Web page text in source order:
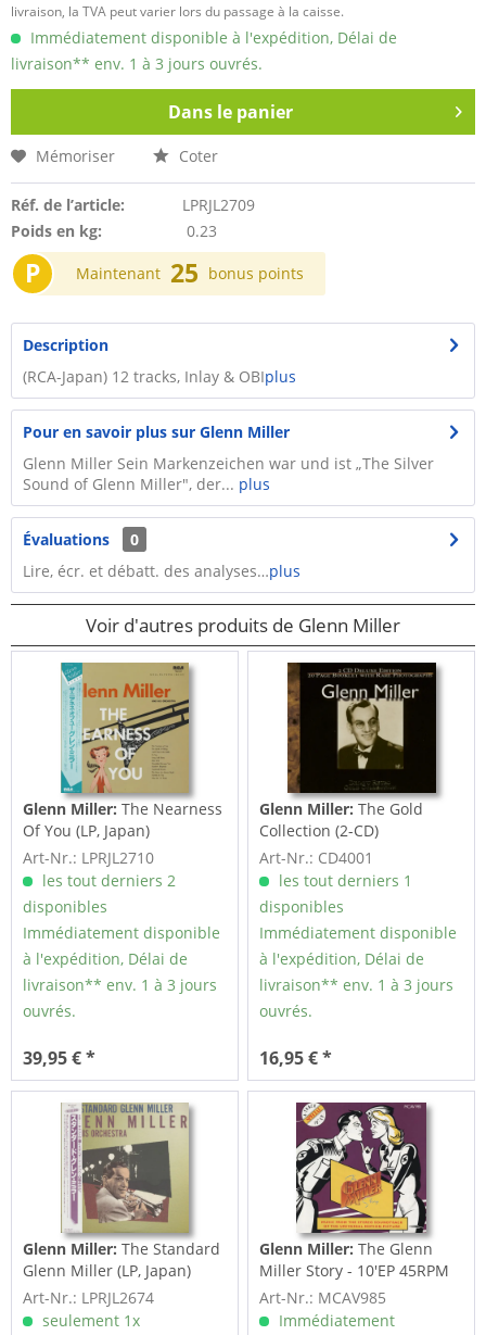
livraison, la TVA peut varier lors du passage à la caisse.
Immédiatement disponible à l'expédition, Délai de
livraison** env. 1 à 3 jours ouvrés.
Dans le panier
Mémoriser Coter
Réf. de l’article:
LPRJL2709
Poids en kg:
0.23
P Maintenant 25 bonus points
Description
(RCA-Japan) 12 tracks, Inlay & OBIplus
Pour en savoir plus sur Glenn Miller
Glenn Miller Sein Markenzeichen war und ist „The Silver
Sound of Glenn Miller", der... plus
Évaluations
0
Lire, écr. et débatt. des analyses…plus
Voir d'autres produits de Glenn Miller
Glenn Miller: The Nearness
Of You (LP, Japan)
Art-Nr.: LPRJL2710
les tout derniers 2
disponibles
Immédiatement disponible
à l'expédition, Délai de
livraison** env. 1 à 3 jours
ouvrés.
39,95 € *
Glenn Miller: The Gold
Collection (2-CD)
Art-Nr.: CD4001
les tout derniers 1
disponibles
Immédiatement disponible
à l'expédition, Délai de
livraison** env. 1 à 3 jours
ouvrés.
16,95 € *
Glenn Miller: The Standard
Glenn Miller (LP, Japan)
Art-Nr.: LPRJL2674
seulement 1x
Glenn Miller: The Glenn
Miller Story - 10'EP 45RPM
Stereo
Art-Nr.: MCAV985
Immédiatement